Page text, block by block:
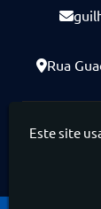
Rua
Este site